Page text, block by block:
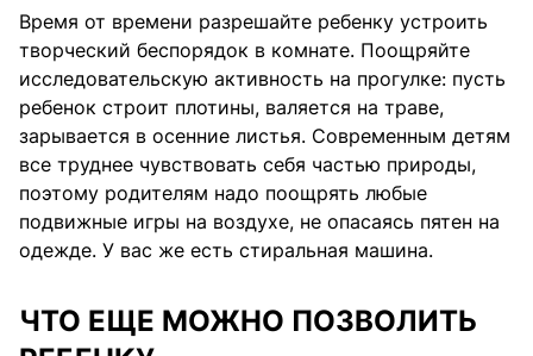
Время от времени разрешайте ребенку устроить
творческий беспорядок в комнате. Поощряйте
исследовательскую активность на прогулке: пусть
ребенок строит плотины, валяется на траве,
зарывается в осенние листья. Современным детям
все труднее чувствовать себя частью природы,
поэтому родителям надо поощрять любые
подвижные игры на воздухе, не опасаясь пятен на
одежде. У вас же есть стиральная машина.
ЧТО ЕЩЕ МОЖНО ПОЗВОЛИТЬ